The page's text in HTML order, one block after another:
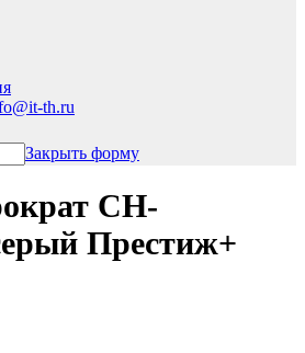
th.ru
Закрыть форму
CH-
Престиж+